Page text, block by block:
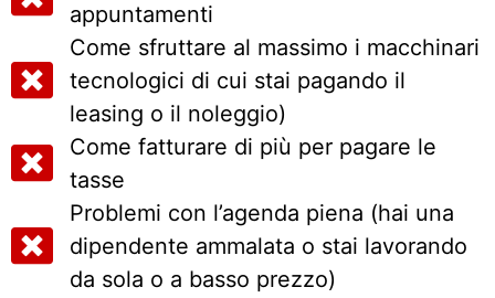
appuntamenti
Come sfruttare al massimo i macchinari
tecnologici di cui stai pagando il
leasing o il noleggio)
Come fatturare di più per pagare le
tasse
Problemi con l’agenda piena (hai una
dipendente ammalata o stai lavorando
da sola o a basso prezzo)